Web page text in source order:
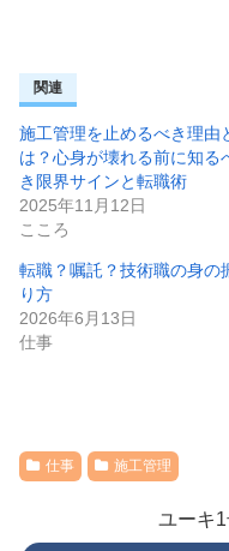
関連
施工管理を止めるべき理由
は？心身が壊れる前に知る
き限界サインと転職術
2025年11月12日
こころ
転職？嘱託？技術職の身の
り方
2026年6月13日
仕事
仕事 施工管理
ユーキ